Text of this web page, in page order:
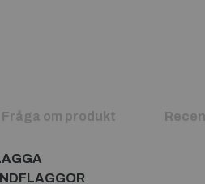
Fråga om produkt